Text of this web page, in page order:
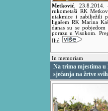
Metković 23.8.2014.
rukometaši RK
utakmice i zabilježili
ligašem RK Marina
danas su se
porazu u Visokom.
Ilić.
In memoriam
Na trima mjestima u
sjećanja na žrtve